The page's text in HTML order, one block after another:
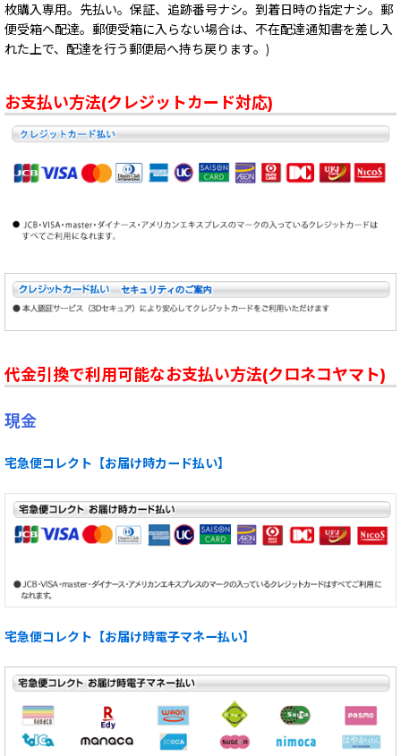
枚購入専用。先払い。保証、追跡番号ナシ。到着日時の指定ナシ。郵
便受箱へ配達。郵便受箱に入らない場合は、不在配達通知書を差し入
れた上で、配達を行う郵便局へ持ち戻ります。)
お支払い方法(クレジットカード対応)
代金引換で利用可能なお支払い方法(クロネコヤマト)
現金
宅急便コレクト【お届け時カード払い】
宅急便コレクト【お届け時電子マネー払い】